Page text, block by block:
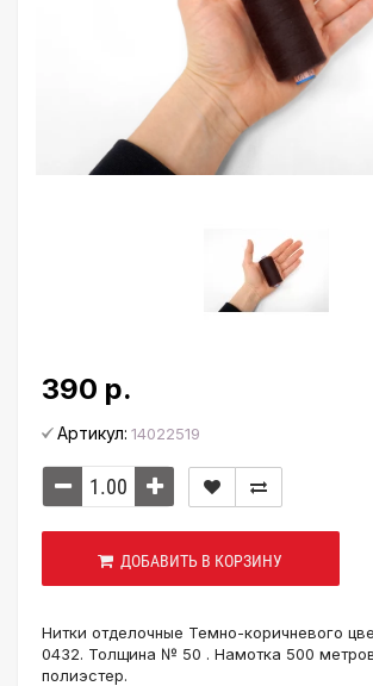
390 р.
Артикул: 14022519
ДОБАВИТЬ В КОРЗИНУ
Нитки отделочные Темно-коричневого
0432. Толщина № 50 . Намотка 500
полиэстер.